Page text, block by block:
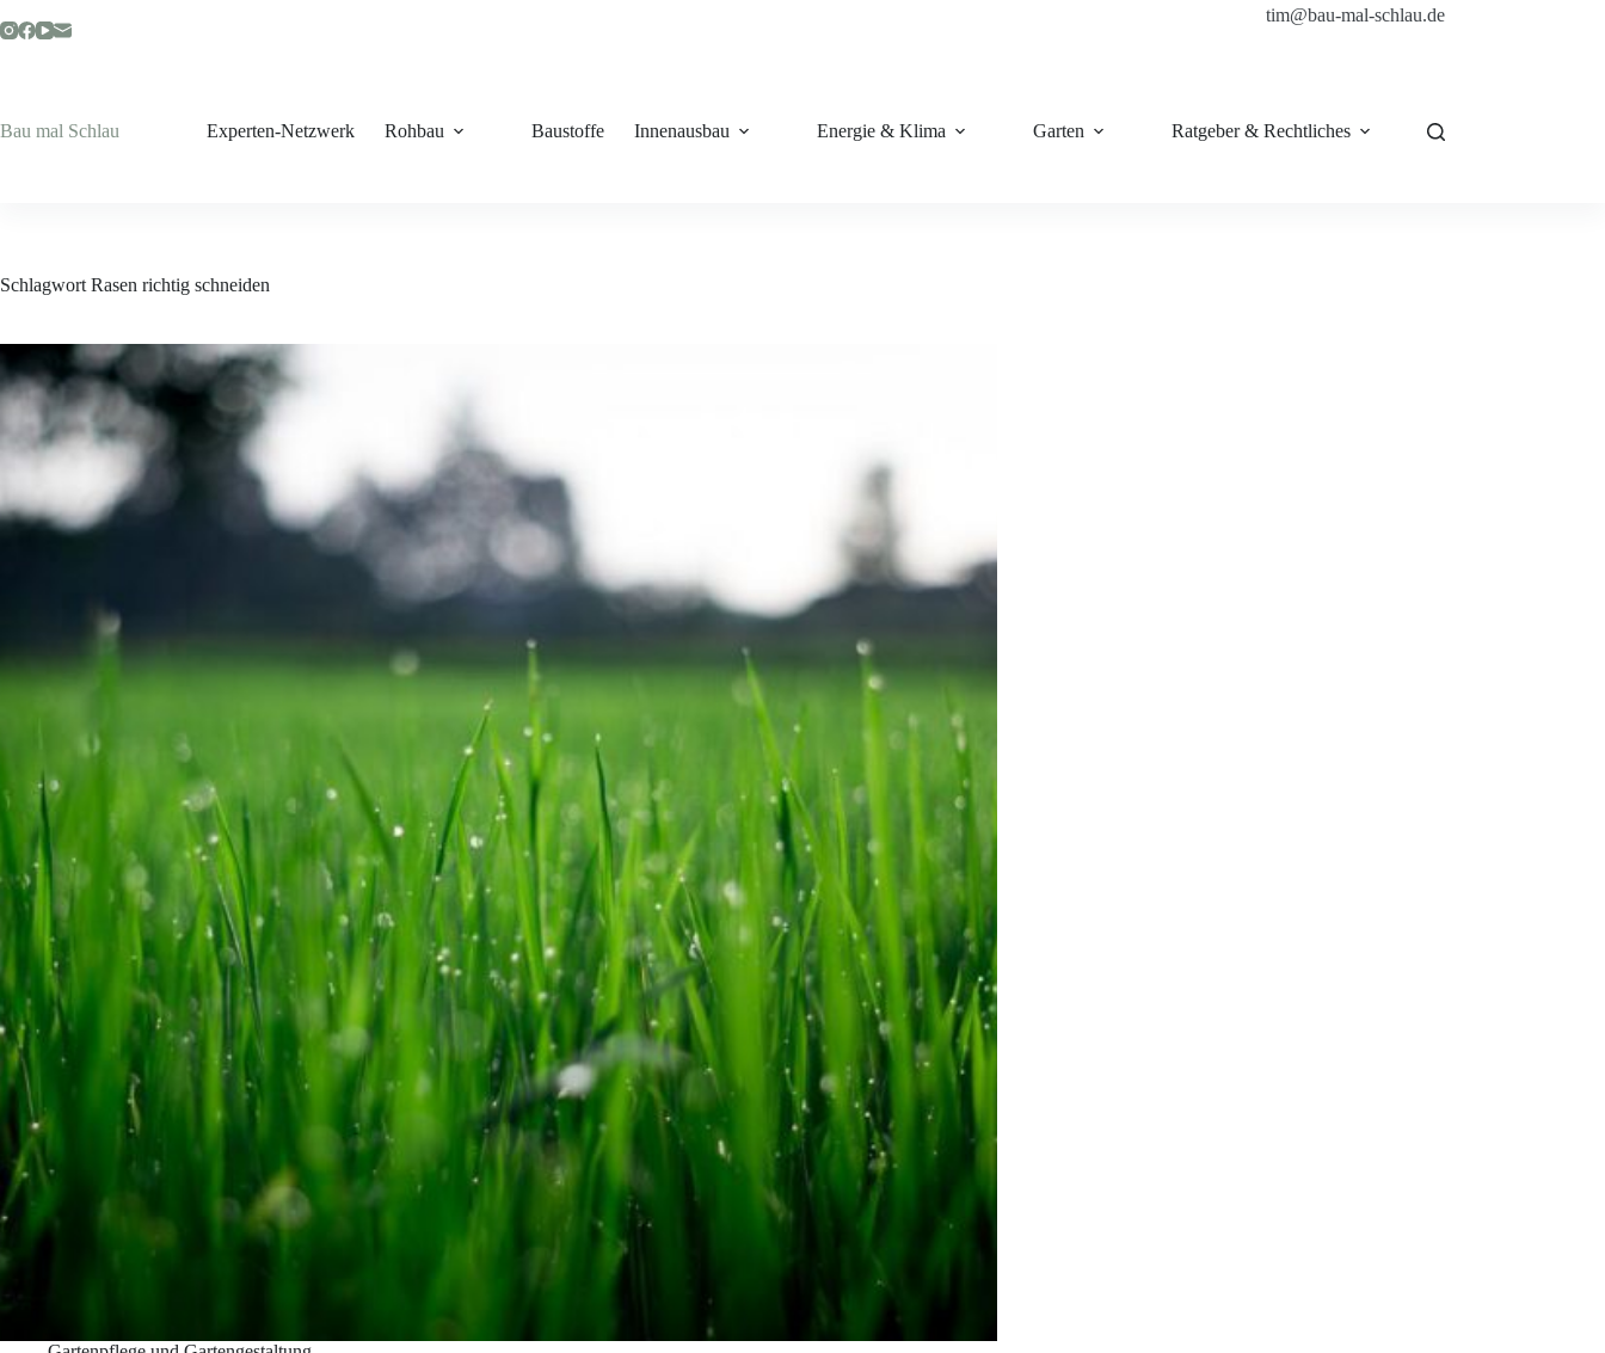
Inhalt
tim@bau-mal-schlau.de
Bau mal Schlau Experten-Netzwerk Rohbau Baustoffe Innenausbau Energie & Klima Garten Ratgeber & Rechtliches Shop
Schlagwort Rasen richtig schneiden